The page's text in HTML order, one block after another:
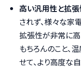
高い汎用性と拡
されず、様々な家
拡張性が非常に高
もちろんのこと、
せて、より高度な